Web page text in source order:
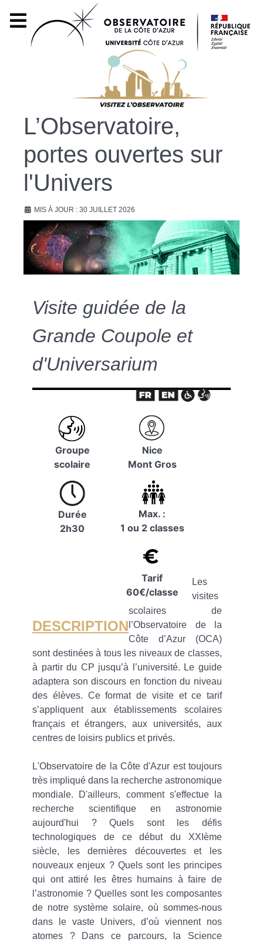
L’Observatoire,
portes ouvertes sur
l'Univers
MIS À JOUR : 30 JUILLET 2026
Visite guidée de la
Grande Coupole et
d'Universarium
Groupe
scolaire
Nice
Mont Gros
Durée
2h30
Max. :
1 ou 2 classes
Tarif
60€/classe
DESCRIPTION
Les
visites
scolaires de
l’Observatoire de la
Côte d’Azur (OCA)
sont destinées à tous les niveaux de classes,
à partir du CP jusqu’à l’université. Le guide
adaptera son discours en fonction du niveau
des élèves. Ce format de visite et ce tarif
s’appliquent aux établissements scolaires
français et étrangers, aux universités, aux
centres de loisirs publics et privés.
L'Observatoire de la Côte d'Azur est toujours
très impliqué dans la recherche astronomique
mondiale. D'ailleurs, comment s'effectue la
recherche scientifique en astronomie
aujourd'hui ? Quels sont les défis
technologiques de ce début du XXIème
siècle, les dernières découvertes et les
nouveaux enjeux ? Quels sont les principes
qui ont attiré les êtres humains à faire de
l’astronomie ? Quelles sont les composantes
de notre système solaire, où sommes-nous
dans le vaste Univers, d’où viennent nos
atomes ? Dans ce parcours, la Science